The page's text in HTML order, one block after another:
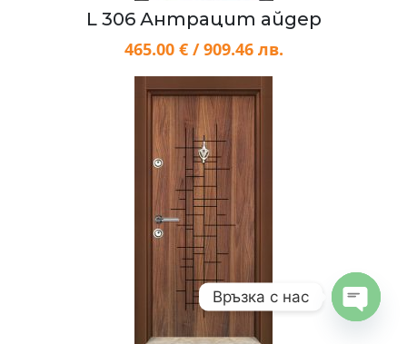
L 306 Антрацит айдер
465.00 € / 909.46 лв.
Връзка с нас